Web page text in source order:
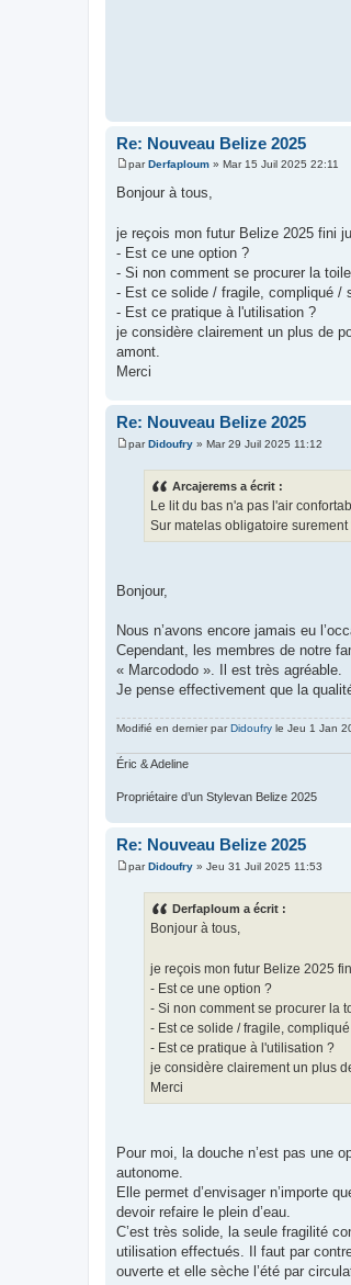
Re: Nouveau Belize 2025
M
s
g
e
parDerfaploum » Mar 15 Juil 2025 22:11
Bonjour à tous,
je reçois mon futur Belize 2025 fini
- Est ce une option ?
- Si non comment se procurer la
- Est ce solide / fragile, compliqué /
- Est ce pratique à l'utilisation ?
je considère clairement un plus de
amont.
Merci
Re: Nouveau Belize 2025
M
parDidoufry » Mar 29 Juil 2025 11:12
Arcajerems a écrit :
Le lit du bas n'a pas l'air
Sur matelas obligatoire surement
Bonjour,
Nous n’avons encore jamais eu
Cependant, les membres de notre
« Marcododo ». Il est très agréable.
Je pense effectivement que la
Modifié en dernier parDidoufry le Jeu 1 Jan
Éric & Adeline
Propriétaire d’un Stylevan Belize 2025
Re: Nouveau Belize 2025
M
parDidoufry » Jeu 31 Juil 2025 11:53
Derfaploum a écrit :
Bonjour à tous,
je reçois mon futur Belize 2025
- Est ce une option ?
- Si non comment se procurer la
- Est ce solide / fragile,
- Est ce pratique à l'utilisation ?
je considère clairement un plus
Merci
Pour moi, la douche n’est pas une
autonome.
Elle permet d’envisager n’importe
devoir refaire le plein d’eau.
C’est très solide, la seule fragilité
utilisation effectués. Il faut par
ouverte et elle sèche l’été par